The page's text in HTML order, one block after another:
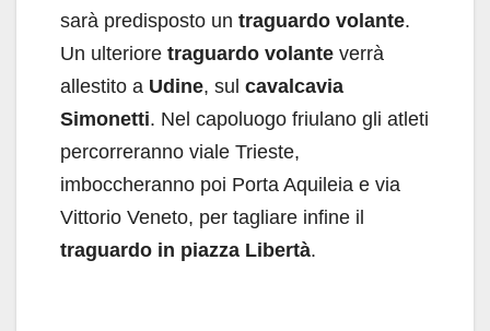
sarà predisposto un traguardo volante.
Un ulteriore traguardo volante verrà
allestito a Udine, sul cavalcavia
Simonetti. Nel capoluogo friulano gli atleti
percorreranno viale Trieste,
imboccheranno poi Porta Aquileia e via
Vittorio Veneto, per tagliare infine il
traguardo in piazza Libertà.